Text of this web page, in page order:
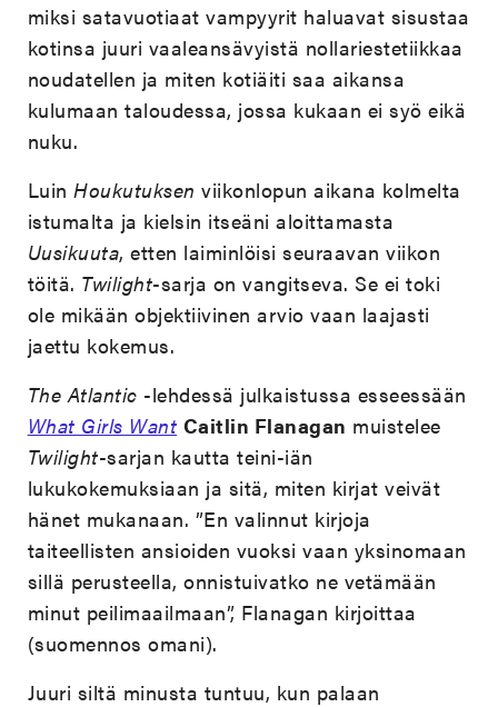
miksi satavuotiaat vampyyrit haluavat sisustaa
kotinsa juuri vaaleansävyistä nollariestetiikkaa
noudatellen ja miten kotiäiti saa aikansa
kulumaan taloudessa, jossa kukaan ei syö eikä
nuku.
LuinHoukutuksen viikonlopun aikana kolmelta
istumalta ja kielsin itseäni aloittamasta
Uusikuuta, etten laiminlöisi seuraavan viikon
töitä. Twilight-sarja on vangitseva. Se ei toki
ole mikään objektiivinen arvio vaan laajasti
jaettu kokemus.
The Atlantic -lehdessä julkaistussa esseessään
What Girls Want Caitlin Flanagan muistelee
Twilight-sarjan kautta teini-iän
lukukokemuksiaan ja sitä, miten kirjat veivät
hänet mukanaan. ”En valinnut kirjoja
taiteellisten ansioiden vuoksi vaan yksinomaan
sillä perusteella, onnistuivatko ne vetämään
minut peilimaailmaan”, Flanagan kirjoittaa
(suomennos omani).
Juuri siltä minusta tuntuu, kun palaan